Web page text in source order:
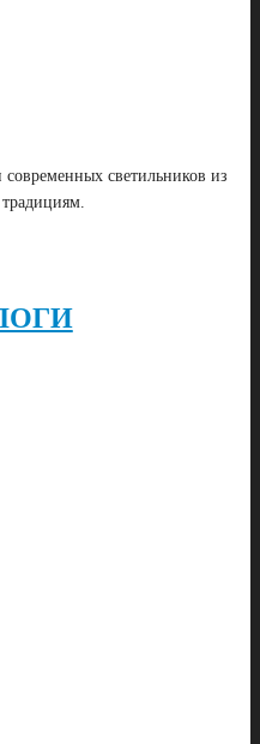
современных светильников из